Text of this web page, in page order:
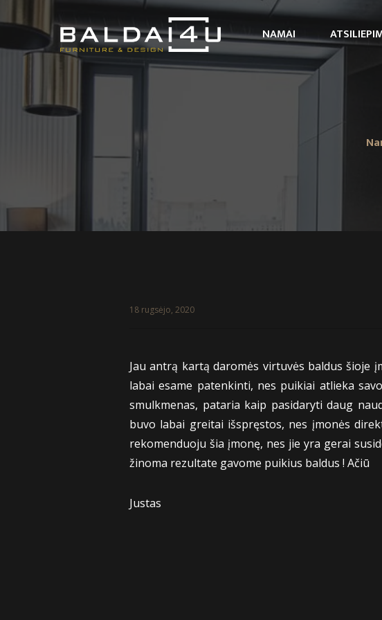
NAMAI
18 rugsėjo, 2020
Jau antrą kartą daromės virtuvės baldus šioje
labai esame patenkinti, nes puikiai atlieka
smulkmenas, pataria kaip pasidaryti daug
buvo labai greitai išspręstos, nes įmonės
rekomenduoju šia įmonę, nes jie yra gerai
žinoma rezultate gavome puikius baldus ! Ačiū
Justas